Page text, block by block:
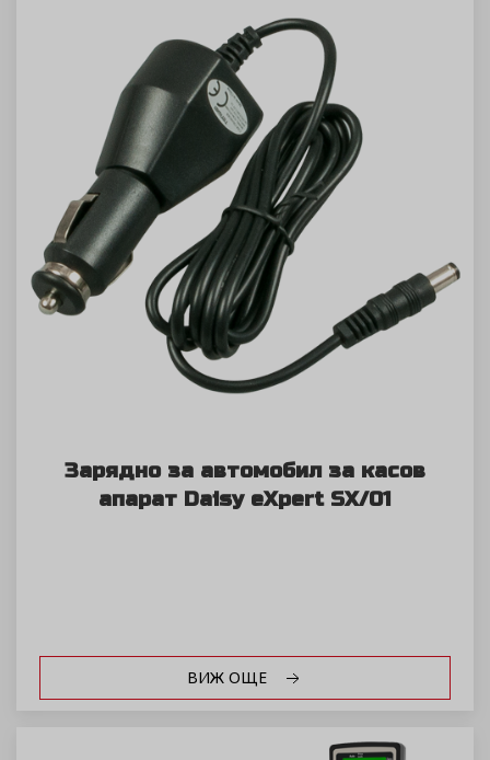
Зарядно за автомобил за касов
апарат Daisy eXpert SX/01
ВИЖ ОЩЕ